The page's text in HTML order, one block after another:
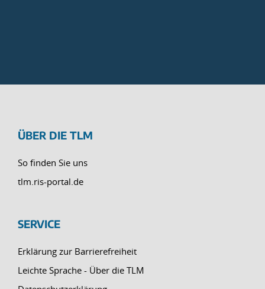
ÜBER DIE TLM
So finden Sie uns
tlm.ris-portal.de
SERVICE
Erklärung zur Barrierefreiheit
Leichte Sprache - Über die TLM